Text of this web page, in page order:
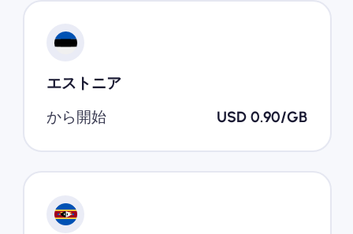
エストニア
から開始
USD 0.90/GB